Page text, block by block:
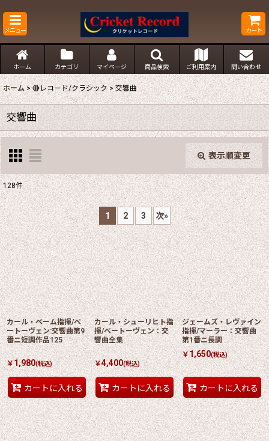
メニュー カート
ホーム カテゴリ マイページ 商品検索 ご利用案内 問い合わせ
ホーム > 🔴レコード/クラシック > 交響曲
交響曲
表示順変更
表示数:
並び順:
絞り込む
閉じる
128件
1 2 3 次»
カール・ベーム指揮/ベ
ートーヴェン:交響曲第9
番ニ短調作品125
￥1,980(税込)
カートに入れる
カール・シューリヒト指
揮/ベートーヴェン：交
響曲全集
￥4,400(税込)
カートに入れる
ジェームズ・レヴァイン
指揮/マーラー：交響曲
第1番ニ長調
￥1,650(税込)
カートに入れる